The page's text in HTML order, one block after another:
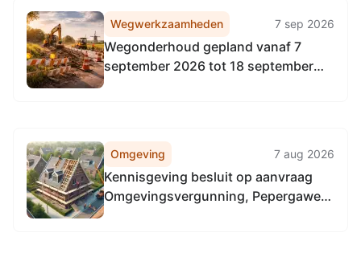
Wegwerkzaamheden 7 sep 2026
Wegonderhoud gepland vanaf 7
september 2026 tot 18 september
Omgeving 7 aug 2026
Kennisgeving besluit op aanvraag
Omgevingsvergunning, Pepergaweg